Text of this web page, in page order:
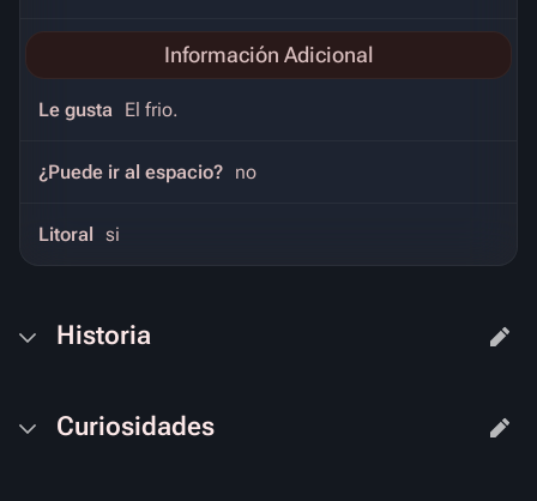
Información Adicional
Le gusta El frio.
¿Puede ir al espacio? no
Litoral si
Historia
Curiosidades